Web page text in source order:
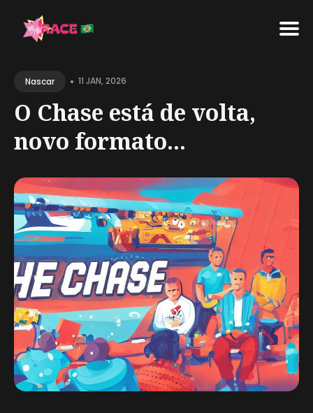
for
Nascar • 11 JAN, 2026
O Chase está de volta,
novo formato...